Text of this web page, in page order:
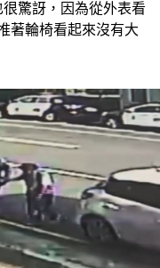
驚訝，因為從外表看
著輪椅看起來沒有大